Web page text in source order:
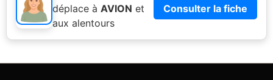
déplace à AVION et
aux alentours
Consulter la fiche